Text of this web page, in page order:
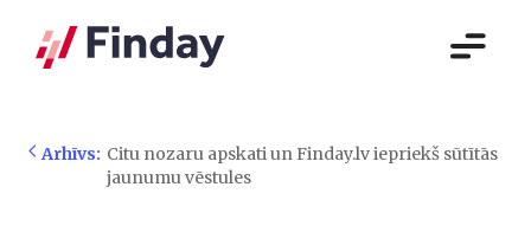
Arhīvs: Citu nozaru apskati un Finday.lv iepriekš sūtītās
jaunumu vēstules